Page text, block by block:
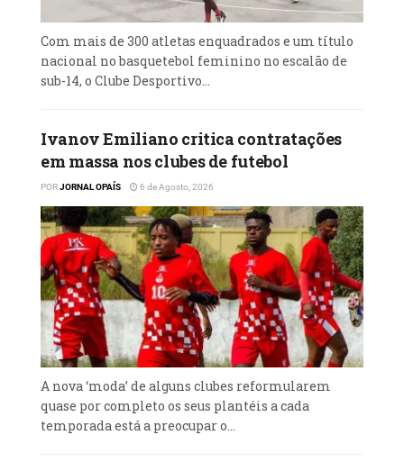
Com mais de 300 atletas enquadrados e um título
nacional no basquetebol feminino no escalão de
sub-14, o Clube Desportivo...
Ivanov Emiliano critica contratações
em massa nos clubes de futebol
PORJORNAL OPAÍS 6 de Agosto, 2026
A nova ‘moda’ de alguns clubes reformularem
quase por completo os seus plantéis a cada
temporada está a preocupar o...